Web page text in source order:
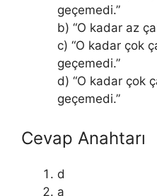
geçemedi.”
b) “O kadar az
c) “O kadar çok
geçemedi.”
d) “O kadar çok
geçemedi.”
Cevap Anahtarı
d
a